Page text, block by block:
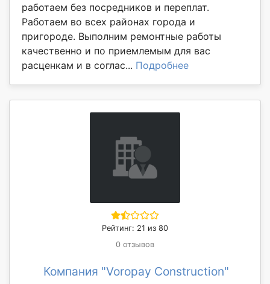
работаем без посредников и переплат.
Работаем во всех районах города и
пригороде. Выполним ремонтные работы
качественно и по приемлемым для вас
расценкам и в соглас... Подробнее
Рейтинг: 21 из 80
0 отзывов
Компания "Voropay Construction"